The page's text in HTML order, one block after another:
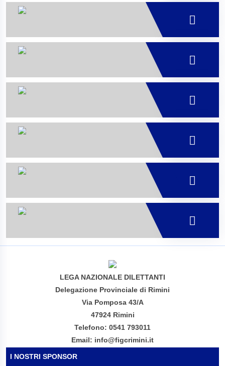
LEGA NAZIONALE DILETTANTI
Delegazione Provinciale di Rimini
Via Pomposa 43/A
47924 Rimini
Telefono: 0541 793011
Email: info@figcrimini.it
I NOSTRI SPONSOR